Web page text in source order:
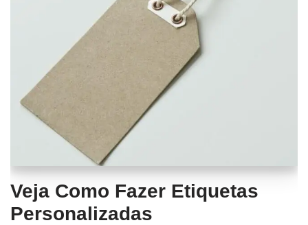
Veja Como Fazer Etiquetas
Personalizadas